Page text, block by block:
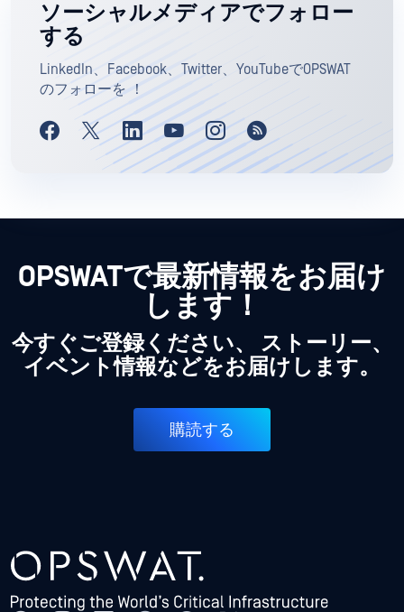
ソーシャルメディアでフォロー
する
LinkedIn、Facebook、Twitter、YouTubeでOPSWAT
のフォローを ！
OPSWATで最新情報をお届け
します！
今すぐご登録ください、 ストーリー、
イベント情報などをお届けします。
購読する